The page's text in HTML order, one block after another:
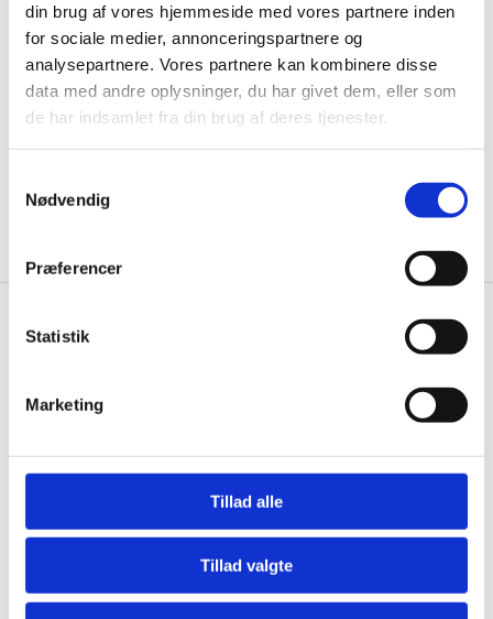
din brug af vores hjemmeside med vores partnere inden
for sociale medier, annonceringspartnere og
analysepartnere. Vores partnere kan kombinere disse
data med andre oplysninger, du har givet dem, eller som
de har indsamlet fra din brug af deres tjenester.
Nødvendig
Præferencer
Statistik
Marketing
Tillad alle
Tillad valgte
til de bedste tilbud. Og bare rolig, vi spammer dig
ikke, men sender kun relevante tilbud og
informationer til dig.
Gastrobutikken.dk
Rømersvej 33
CVR: 38952986
Mandag til torsdag: 10:00 – 14:00.